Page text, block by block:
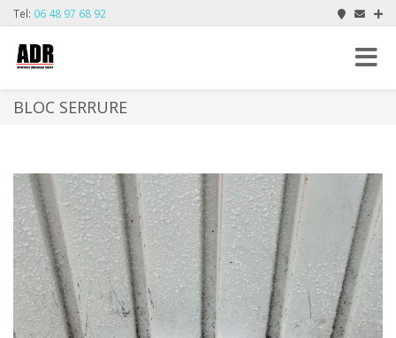
Tel: 06 48 97 68 92
Toggle
BLOC SERRURE